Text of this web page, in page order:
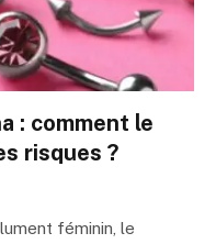
: comment le
risques ?
féminin, le